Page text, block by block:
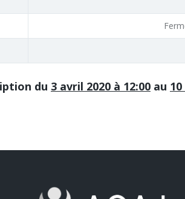
du 3 avril 2020 à 12:00 au